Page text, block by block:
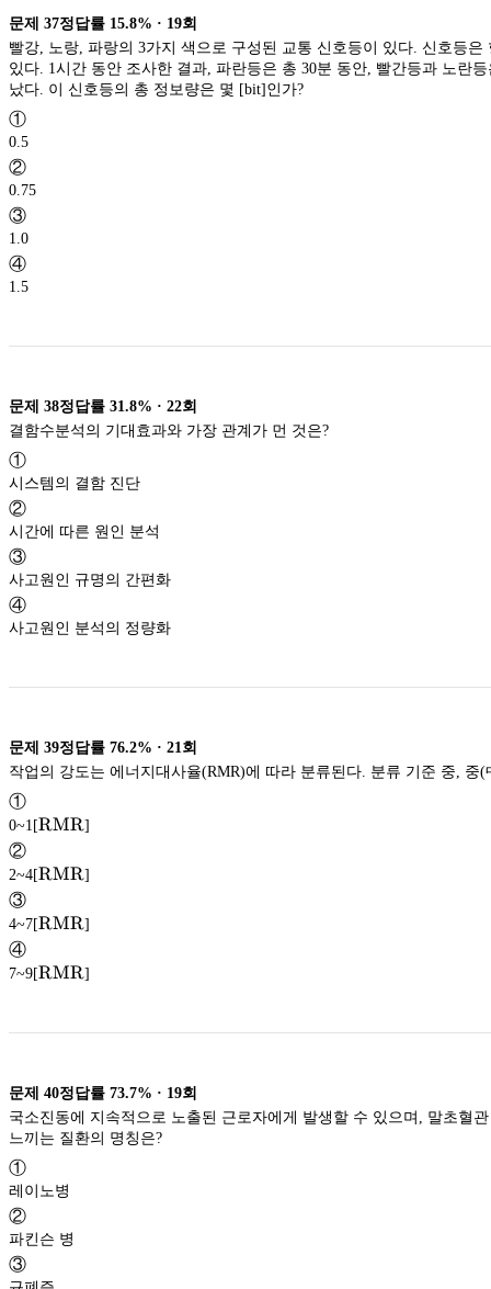
문제 37정답률 15.8% · 19회
빨강, 노랑, 파랑의 3가지 색으로 구성된 교통 신호등이 있다. 신호등
있다. 1시간 동안 조사한 결과, 파란등은 총 30분 동안, 빨간등과 노란
났다. 이 신호등의 총 정보량은 몇 [bit]인가?
①
0.5
②
0.75
③
1.0
④
1.5
문제 38정답률 31.8% · 22회
결함수분석의 기대효과와 가장 관계가 먼 것은?
①
시스템의 결함 진단
②
시간에 따른 원인 분석
③
사고원인 규명의 간편화
④
사고원인 분석의 정량화
문제 39정답률 76.2% · 21 회
작업의 강도는 에너지대사율(RMR)에 따라 분류된다. 분류 기준 중, 중
①
0~1[\textup{RMR}
RMR]
②
2~4[\textup{RMR}
RMR]
③
4~7[\textup{RMR}
RMR]
④
7~9[\textup{RMR}
RMR]
문제 40정답률 73.7% · 19회
국소진동에 지속적으로 노출된 근로자에게 발생할 수 있으며, 말초혈
느끼는 질환의 명칭은?
①
레이노병
②
파킨슨 병
③